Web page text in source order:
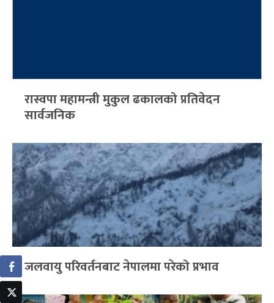
रास्वपा महामन्त्री मुकुल ढकालको प्रतिवेदन
सार्वजनिक
जलवायु परिवर्तनबाट नेपालमा परेको प्रभाव